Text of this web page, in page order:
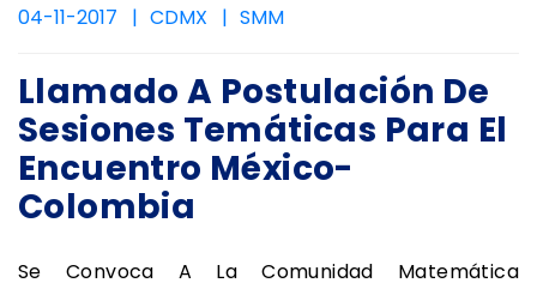
04-11-2017 CDMX SMM
Llamado A Postulación De
Sesiones Temáticas Para El
Encuentro México-
Colombia
Se Convoca A La Comunidad Matemática